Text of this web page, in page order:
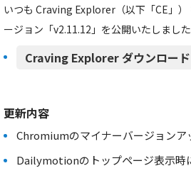
いつも Craving Explorer（以下「CE」
ージョン「v2.11.12」を公開いたしました
Craving Explorer ダウンロ
更新内容
Chromiumのマイナーバージョンア
Dailymotionのトップページ表示時